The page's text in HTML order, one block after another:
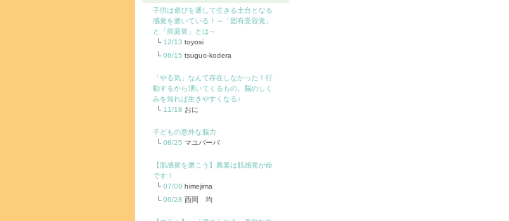
子供は遊びを通して生きる土台となる
感覚を磨いている！～「固有受容覚」
と「前庭覚」とは～
12/13 toyosi
06/15 tsuguo-kodera
「やる気」なんて存在しなかった！行
動するから湧いてくるもの。脳のしく
みを知れば生きやすくなる♪
11/18 おに
子どもの意外な脳力
08/25 マユバーバ
【肌感覚を磨こう】農業は肌感覚が命
です！
07/09 himejima
06/28 西岡 均